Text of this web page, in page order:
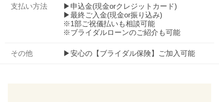
支払い方法
▶申込金(現金orクレジットカード)
▶最終ご入金(現金or振り込み)
※1部ご祝儀払いも相談可能
※ブライダルローンのご紹介も可能
その他 ▶安心の【ブライダル保険】ご加入可能